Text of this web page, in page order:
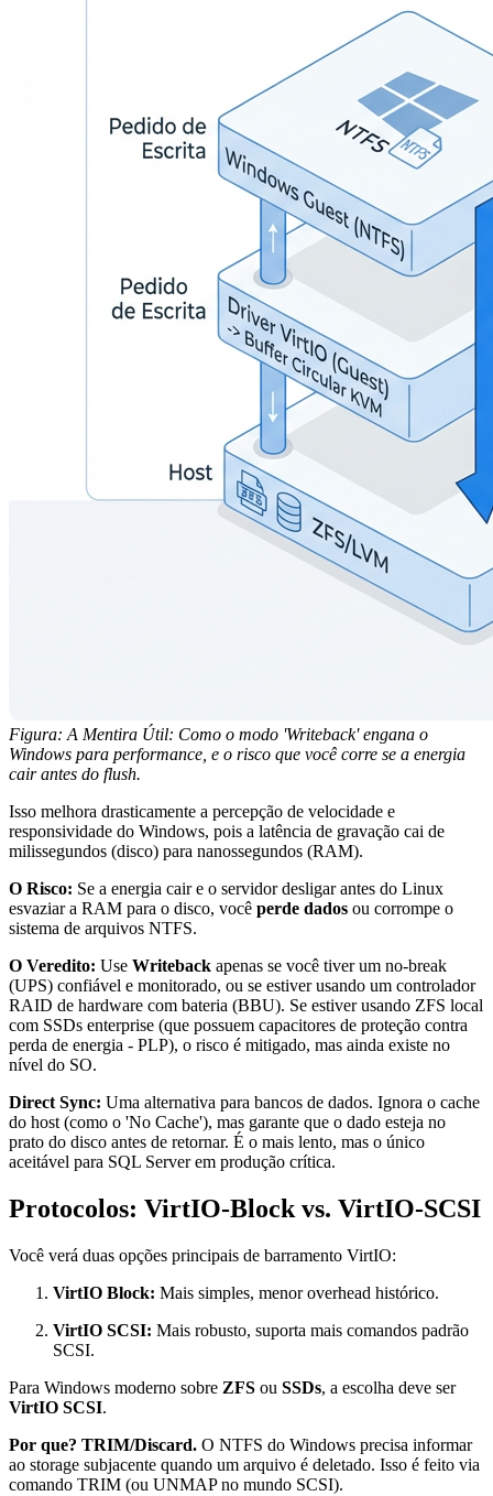
Figura: A Mentira Útil: Como o modo 'Writeback' engana o
Windows para performance, e o risco que você corre se a energia
cair antes do flush.
Isso melhora drasticamente a percepção de velocidade e
responsividade do Windows, pois a latência de gravação cai de
milissegundos (disco) para nanossegundos (RAM).
O Risco: Se a energia cair e o servidor desligar antes do Linux
esvaziar a RAM para o disco, você perde dados ou corrompe o
sistema de arquivos NTFS.
O Veredito: Use Writeback apenas se você tiver um no-break
(UPS) confiável e monitorado, ou se estiver usando um controlador
RAID de hardware com bateria (BBU). Se estiver usando ZFS local
com SSDs enterprise (que possuem capacitores de proteção contra
perda de energia - PLP), o risco é mitigado, mas ainda existe no
nível do SO.
Direct Sync: Uma alternativa para bancos de dados. Ignora o cache
do host (como o 'No Cache'), mas garante que o dado esteja no
prato do disco antes de retornar. É o mais lento, mas o único
aceitável para SQL Server em produção crítica.
Protocolos: VirtIO-Block vs. VirtIO-SCSI
Você verá duas opções principais de barramento VirtIO:
VirtIO Block: Mais simples, menor overhead histórico.
VirtIO SCSI: Mais robusto, suporta mais comandos padrão
SCSI.
Para Windows moderno sobre ZFS ou SSDs, a escolha deve ser
VirtIO SCSI.
Por que? TRIM/Discard. O NTFS do Windows precisa informar
ao storage subjacente quando um arquivo é deletado. Isso é feito via
comando TRIM (ou UNMAP no mundo SCSI).